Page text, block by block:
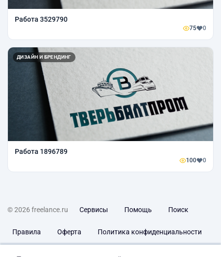
Работа 3529790
75 0
ДИЗАЙН И БРЕНДИНГ
Работа 1896789
100 0
© 2026 freelance.ru Сервисы Помощь Поиск
Правила Оферта Политика конфиденциальности